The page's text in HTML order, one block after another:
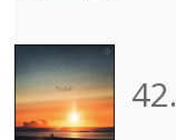
42.